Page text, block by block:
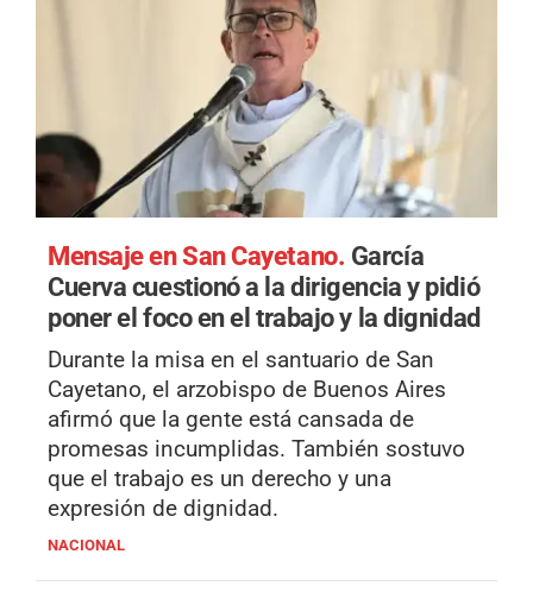
Mensaje en San Cayetano. García
Cuerva cuestionó a la dirigencia y pidió
poner el foco en el trabajo y la dignidad
Durante la misa en el santuario de San
Cayetano, el arzobispo de Buenos Aires
afirmó que la gente está cansada de
promesas incumplidas. También sostuvo
que el trabajo es un derecho y una
expresión de dignidad.
NACIONAL